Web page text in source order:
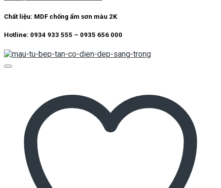
Chất liệu: MDF chống ẩm sơn màu 2K
Hotline: 0934 933 555 – 0935 656 000